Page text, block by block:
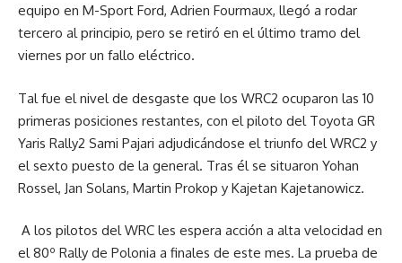
equipo en M-Sport Ford, Adrien Fourmaux, llegó a rodar
tercero al principio, pero se retiró en el último tramo del
viernes por un fallo eléctrico.
Tal fue el nivel de desgaste que los WRC2 ocuparon las 10
primeras posiciones restantes, con el piloto del Toyota GR
Yaris Rally2 Sami Pajari adjudicándose el triunfo del WRC2 y
el sexto puesto de la general. Tras él se situaron Yohan
Rossel, Jan Solans, Martin Prokop y Kajetan Kajetanowicz.
A los pilotos del WRC les espera acción a alta velocidad en
el 80º Rally de Polonia a finales de este mes. La prueba de